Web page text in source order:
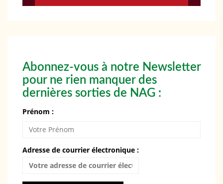
Abonnez-vous à notre Newsletter
pour ne rien manquer des
dernières sorties de NAG :
Prénom :
Adresse de courrier électronique :